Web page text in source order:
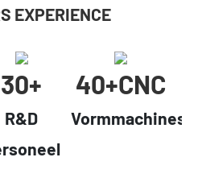
EXPERIENCE
30+
R&D
40+cNC
Vormmachines